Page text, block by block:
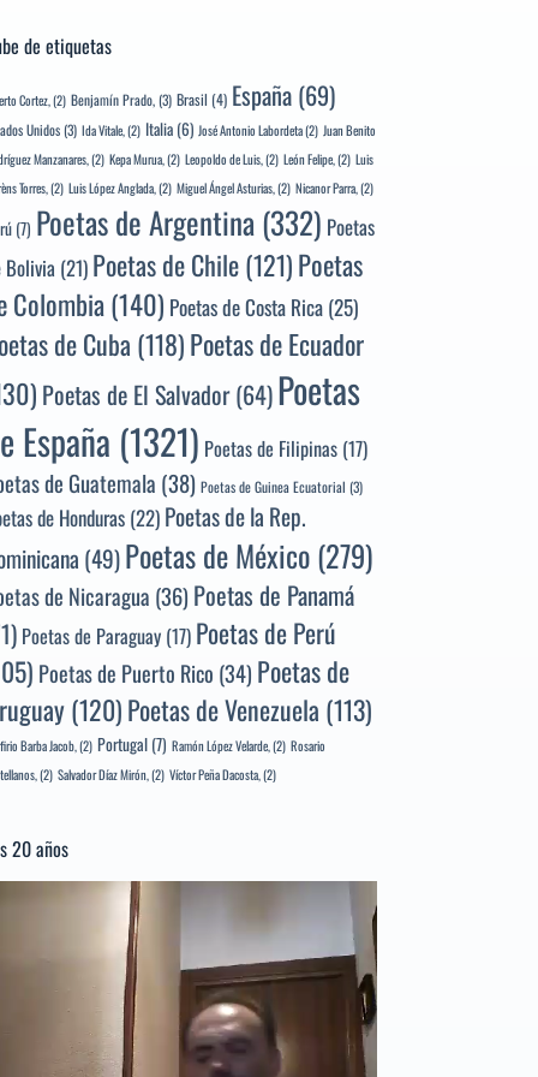
de etiquetas
Cortez,(2) Benjamín Prado,(3) Brasil (4) España (69)
Unidos(3) Ida Vitale,(2) Italia (6) José Antonio Labordeta(2) Juan Benito
Manzanares,(2) Kepa Murua,(2) Leopoldo de Luis,(2) León Felipe,(2) Luis
Torres,(2) Luis López Anglada,(2) Miguel Ángel Asturias,(2) Nicanor Parra,(2)
(7) Poetas de Argentina(332) Poetas
Bolivia(21) Poetas de Chile(121)Poetas
Colombia(140) Poetas de Costa Rica(25)
de Cuba (118)Poetas de Ecuador
Poetas de El Salvador(64)Poetas
España (1321) Poetas de Filipinas (17)
de Guatemala (38) Poetas de Guinea Ecuatorial (3)
de Honduras(22) Poetas de la Rep.
(49)Poetas de México(279)
de Nicaragua (36) Poetas de Panamá
Poetas de Paraguay (17) Poetas de Perú
Poetas de Puerto Rico (34) Poetas de
(120)Poetas de Venezuela (113)
Barba Jacob,(2) Portugal (7) Ramón López Velarde,(2) Rosario
(2) Salvador Díaz Mirón,(2) Víctor Peña Dacosta,(2)
20 años